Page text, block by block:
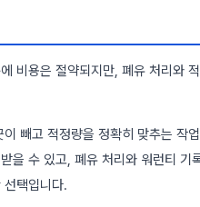
비용은 절약되지만, 폐유 처리와
빼고 적정량을 정확히 맞추는 작
을 수 있고, 폐유 처리와 워런티 기
택입니다.